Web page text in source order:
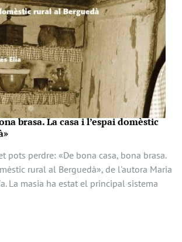
brasa. La casa i l’espai domèstic
pots perdre: «De bona casa, bona brasa.
rural al Berguedà», de l'autora Maria
La masia ha estat el principal sistema